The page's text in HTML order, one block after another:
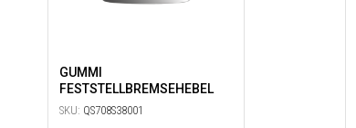
GUMMI
FESTSTELLBREMSEHEBEL
SKU: QS708S38001